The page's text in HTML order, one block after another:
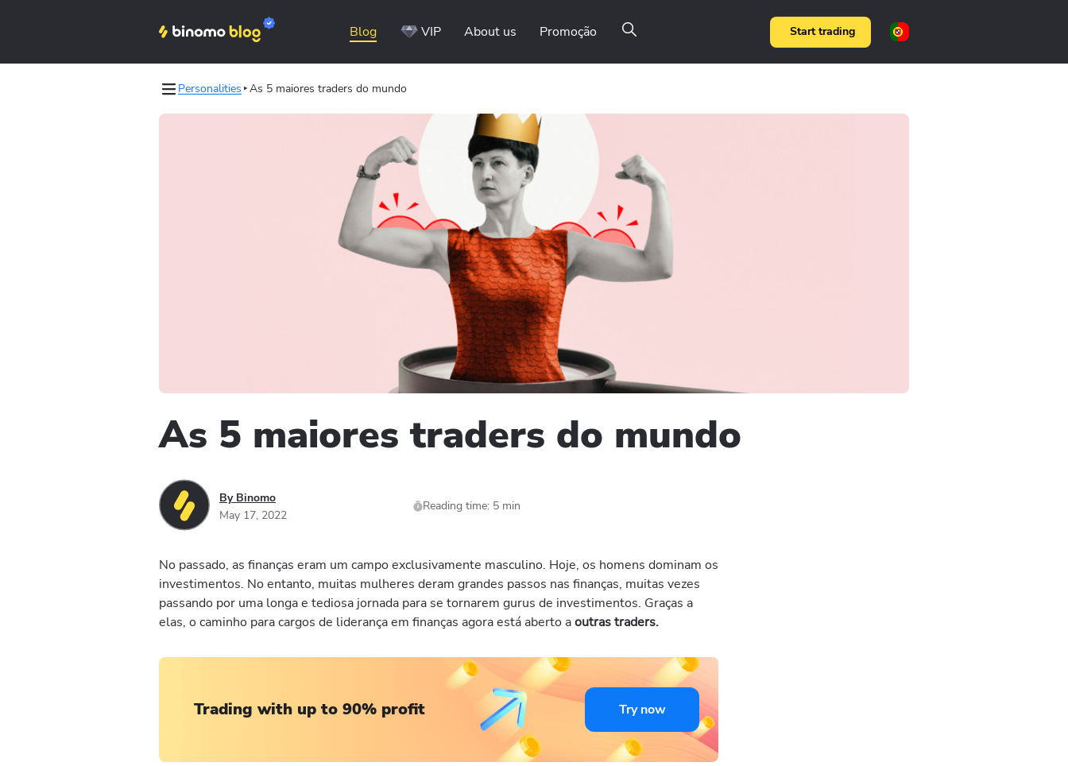
Blog VIP About us Promoção Start trading
Personalities As 5 maiores traders do mundo
As 5 maiores traders do mundo
By Binomo
May 17, 2022
Reading time: 5 min
No passado, as finanças eram um campo exclusivamente masculino. Hoje, os homens dominam os
investimentos. No entanto, muitas mulheres deram grandes passos nas finanças, muitas vezes
passando por uma longa e tediosa jornada para se tornarem gurus de investimentos. Graças a
elas, o caminho para cargos de liderança em finanças agora está aberto aoutras traders.
Trading with up to 90% profit Try now